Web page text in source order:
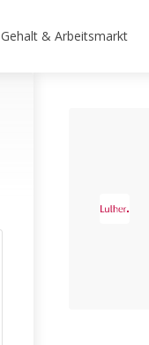
Gehalt & Arbeitsmarkt